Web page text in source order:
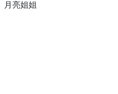
月亮姐姐